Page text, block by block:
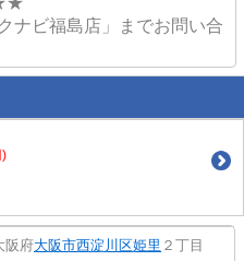
ナビ福島店」までお問い合
)
阪府大阪市西淀川区姫里 ２丁目